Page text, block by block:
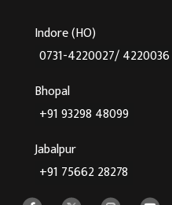
Indore (HO)
0731-4220027/ 4220036
Bhopal
+91 93298 48099
Jabalpur
+91 75662 28278